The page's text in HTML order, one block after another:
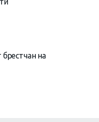
на